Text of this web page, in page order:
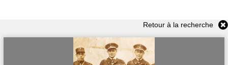
Retour à la recherche